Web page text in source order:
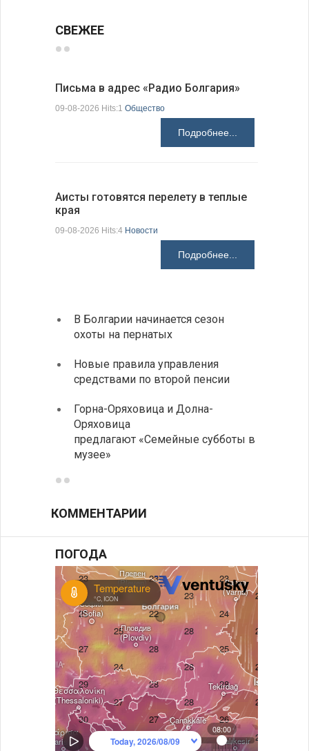
СВЕЖЕЕ
Письма в адрес «Радио Болгария»
09-08-2026 Hits:1 Общество
Подробнее...
Аисты готовятся перелету в теплые
края
09-08-2026 Hits:4 Новости
Подробнее...
В Болгарии начинается сезон
охоты на пернатых
Новые правила управления
средствами по второй пенсии
Горна-Оряховица и Долна-
Оряховица
предлагают «Семейные субботы в
музее»
КОММЕНТАРИИ
ПОГОДА